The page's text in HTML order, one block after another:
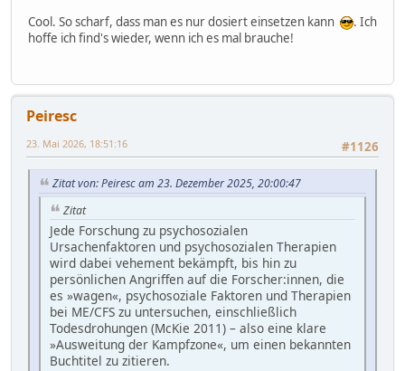
Cool. So scharf, dass man es nur dosiert einsetzen kann
. Ich
hoffe ich find's wieder, wenn ich es mal brauche!
Peiresc
#1126
23. Mai 2026, 18:51:16
Zitat von: Peiresc am 23. Dezember 2025, 20:00:47
Zitat
Jede Forschung zu psychosozialen
Ursachenfaktoren und psychosozialen Therapien
wird dabei vehement bekämpft, bis hin zu
persönlichen Angriffen auf die Forscher:innen, die
es »wagen«, psychosoziale Faktoren und Therapien
bei ME/CFS zu untersuchen, einschließlich
Todesdrohungen (McKie 2011) – also eine klare
»Ausweitung der Kampfzone«, um einen bekannten
Buchtitel zu zitieren.